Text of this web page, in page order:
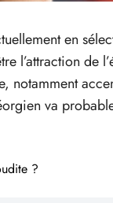
en
l’attraction de
notamment
va
?